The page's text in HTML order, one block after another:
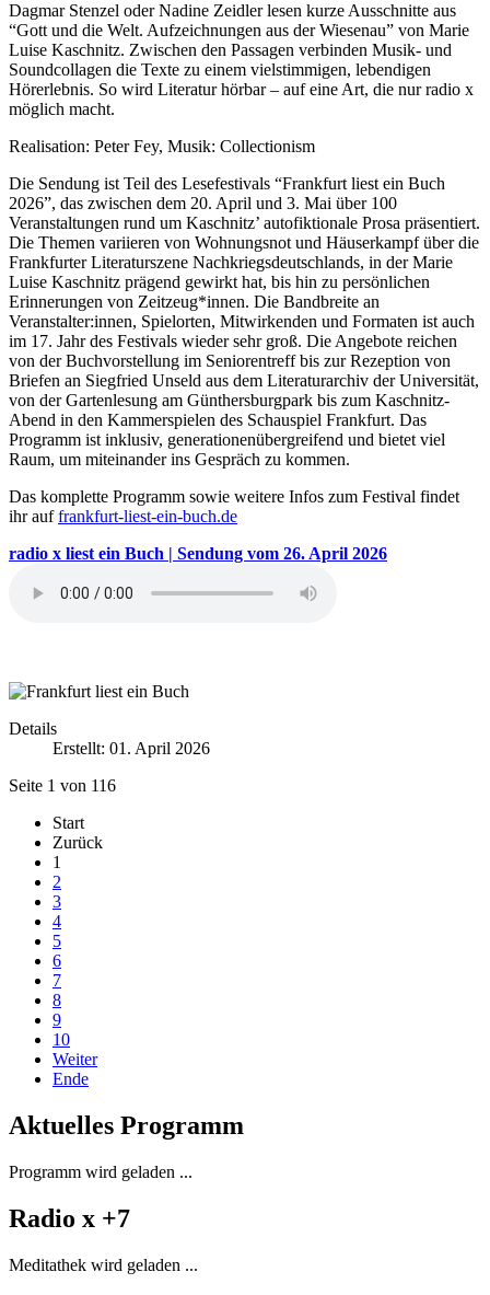
Dagmar Stenzel oder Nadine Zeidler lesen kurze Ausschnitte aus
“Gott und die Welt. Aufzeichnungen aus der Wiesenau” von Marie
Luise Kaschnitz. Zwischen den Passagen verbinden Musik- und
Soundcollagen die Texte zu einem vielstimmigen, lebendigen
Hörerlebnis. So wird Literatur hörbar – auf eine Art, die nur radio x
möglich macht.
Realisation: Peter Fey, Musik: Collectionism
Die Sendung ist Teil des Lesefestivals “Frankfurt liest ein Buch
2026”, das zwischen dem 20. April und 3. Mai über 100
Veranstaltungen rund um Kaschnitz’ autofiktionale Prosa präsentiert.
Die Themen variieren von Wohnungsnot und Häuserkampf über die
Frankfurter Literaturszene Nachkriegsdeutschlands, in der Marie
Luise Kaschnitz prägend gewirkt hat, bis hin zu persönlichen
Erinnerungen von Zeitzeug*innen. Die Bandbreite an
Veranstalter:innen, Spielorten, Mitwirkenden und Formaten ist auch
im 17. Jahr des Festivals wieder sehr groß. Die Angebote reichen
von der Buchvorstellung im Seniorentreff bis zur Rezeption von
Briefen an Siegfried Unseld aus dem Literaturarchiv der Universität,
von der Gartenlesung am Günthersburgpark bis zum Kaschnitz-
Abend in den Kammerspielen des Schauspiel Frankfurt. Das
Programm ist inklusiv, generationenübergreifend und bietet viel
Raum, um miteinander ins Gespräch zu kommen.
Das komplette Programm sowie weitere Infos zum Festival findet
ihr auffrankfurt-liest-ein-buch.de
radio x liest ein Buch | Sendung vom 26. April 2026
Details
Erstellt: 01. April 2026
Seite 1 von 116
Start
Zurück
1
2
3
4
5
6
7
8
9
10
Weiter
Ende
Aktuelles Programm
Programm wird geladen ...
Radio x +7
Meditathek wird geladen ...